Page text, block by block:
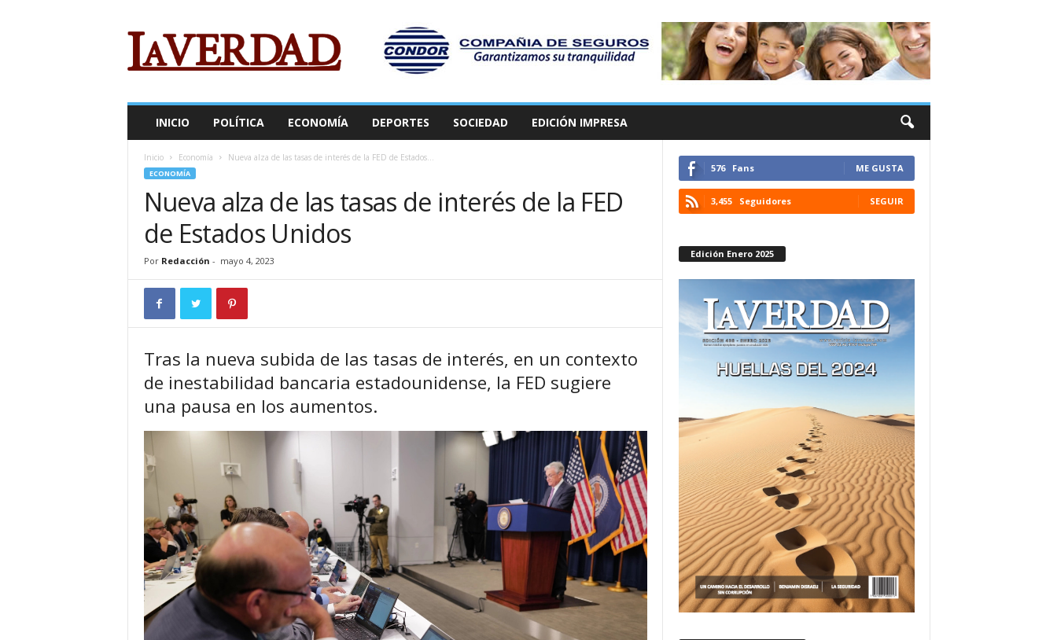
e
INICIO POLÍTICA ECONOMÍA DEPORTES SOCIEDAD EDICIÓN IMPRESA
Inicio Economía Nueva alza de las tasas de interés de la FED de Estados...
ECONOMÍA
Nueva alza de las tasas de interés de la FED
de Estados Unidos
Por Redacción - mayo 4, 2023
Tras la nueva subida de las tasas de interés, en un contexto
de inestabilidad bancaria estadounidense, la FED sugiere
una pausa en los aumentos.
576 Fans ME GUSTA
3,455 Seguidores SEGUIR
Edición Enero 2025